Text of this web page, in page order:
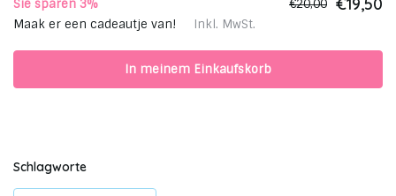
Sie sparen 3% €20,00
Maak er een cadeautje van! Inkl. MwSt.
In meinem Einkaufskorb
Schlagworte